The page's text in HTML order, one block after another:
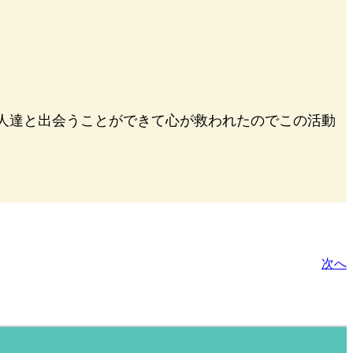
と出会うことができて心が救われたのでこの活動
次へ